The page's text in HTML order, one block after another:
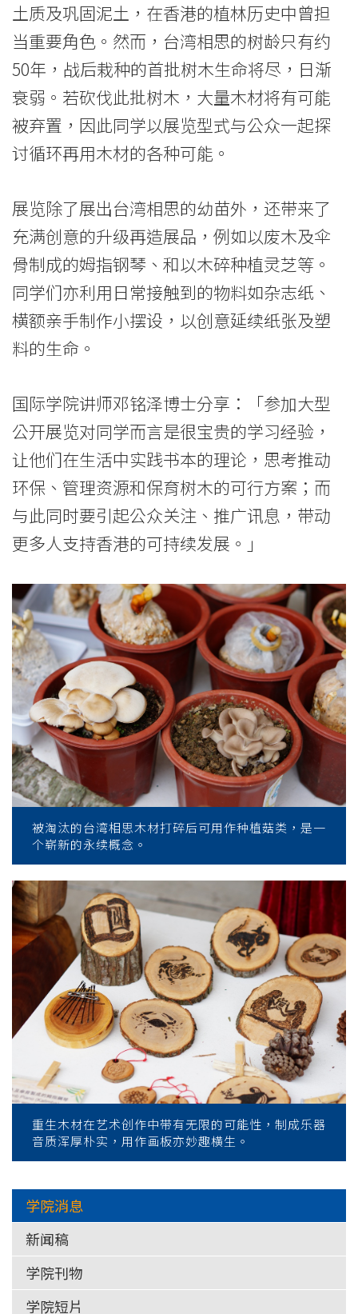
学
院
消
息
国
际
学
院
港
浸
会
大
学
土质及巩固泥土，在香港的植林历史中曾担
当重要角色。然而，台湾相思的树龄只有约
50年，战后栽种的首批树木生命将尽，日渐
衰弱。若砍伐此批树木，大量木材将有可能
被弃置，因此同学以展览型式与公众一起探
讨循环再用木材的各种可能。
展览除了展出台湾相思的幼苗外，还带来了
充满创意的升级再造展品，例如以废木及伞
骨制成的姆指钢琴、和以木碎种植灵芝等。
同学们亦利用日常接触到的物料如杂志纸、
横额亲手制作小摆设，以创意延续纸张及塑
料的生命。
国际学院讲师邓铭泽博士分享：「参加大型
公开展览对同学而言是很宝贵的学习经验，
让他们在生活中实践书本的理论，思考推动
环保、管理资源和保育树木的可行方案；而
与此同时要引起公众关注、推广讯息，带动
更多人支持香港的可持续发展。」
被淘汰的台湾相思木材打碎后可用作种植菇类，是一
个崭新的永续概念。
重生木材在艺术创作中带有无限的可能性，制成乐器
音质浑厚朴实，用作画板亦妙趣横生。
学院消息
新闻稿
学院刊物
学院短片